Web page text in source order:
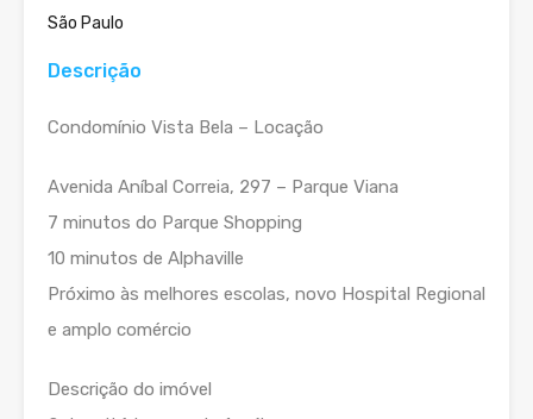
São Paulo
Descrição
Condomínio Vista Bela – Locação
Avenida Aníbal Correia, 297 – Parque Viana
7 minutos do Parque Shopping
10 minutos de Alphaville
Próximo às melhores escolas, novo Hospital Regional
e amplo comércio
Descrição do imóvel